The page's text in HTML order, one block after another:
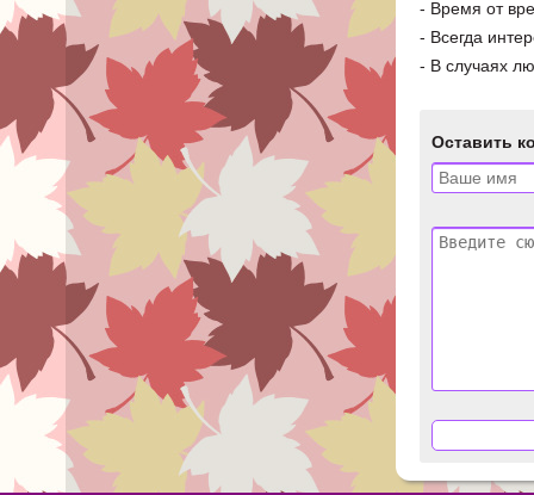
- Время от
- Всегда
- В случаях
Оставить